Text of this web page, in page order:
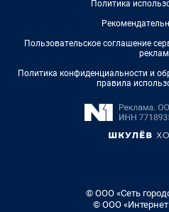
Политика
Пользовательское соглашение
Политика конфиденциальности и
правила
© ООО «Сеть
© ООО «Интернет